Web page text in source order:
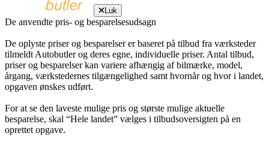
Luk
De anvendte pris- og besparelsesudsagn
De oplyste priser og besparelser er baseret på tilbud fra værksteder
tilmeldt Autobutler og deres egne, individuelle priser. Antal tilbud,
priser og besparelser kan variere afhængig af bilmærke, model,
årgang, værkstedernes tilgængelighed samt hvornår og hvor i landet,
opgaven ønskes udført.
For at se den laveste mulige pris og største mulige aktuelle
besparelse, skal “Hele landet” vælges i tilbudsoversigten på en
oprettet opgave.